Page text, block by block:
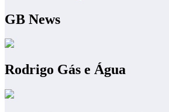
GB News
Rodrigo Gás e Água